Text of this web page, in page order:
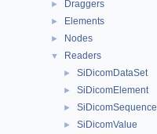
► Draggers
► Elements
► Nodes
▼ Readers
► SiDicomDataSet
► SiDicomElement
► SiDicomSequence
► SiDicomValue